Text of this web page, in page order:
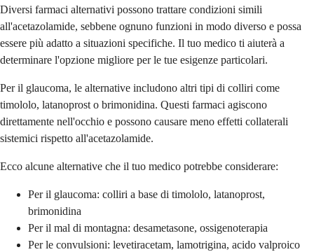
Diversi farmaci alternativi possono trattare condizioni simili
all'acetazolamide, sebbene ognuno funzioni in modo diverso e possa
essere più adatto a situazioni specifiche. Il tuo medico ti aiuterà a
determinare l'opzione migliore per le tue esigenze particolari.
Per il glaucoma, le alternative includono altri tipi di colliri come
timololo, latanoprost o brimonidina. Questi farmaci agiscono
direttamente nell'occhio e possono causare meno effetti collaterali
sistemici rispetto all'acetazolamide.
Ecco alcune alternative che il tuo medico potrebbe considerare:
Per il glaucoma: colliri a base di timololo, latanoprost,
brimonidina
Per il mal di montagna: desametasone, ossigenoterapia
Per le convulsioni: levetiracetam, lamotrigina, acido valproico